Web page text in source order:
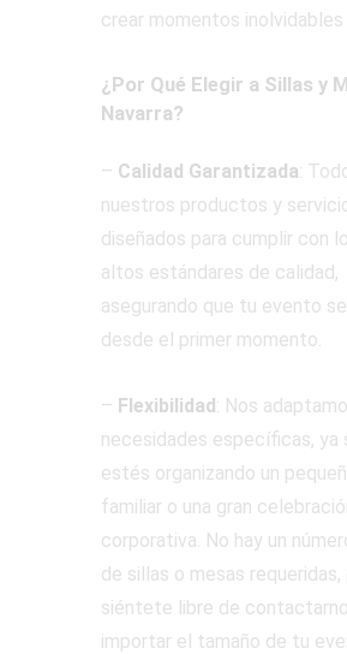
crear momentos inolvidables
¿Por Qué Elegir a Sillas y
Navarra?
– Calidad Garantizada:
nuestros productos y
diseñados para cumplir con
altos estándares de calidad,
asegurando que tu evento
desde el primer momento.
– Flexibilidad: Nos
necesidades específicas, ya
estés organizando un
familiar o una gran
corporativa. No hay un
de sillas o mesas requeridas,
siéntete libre de
importar el tamaño de tu